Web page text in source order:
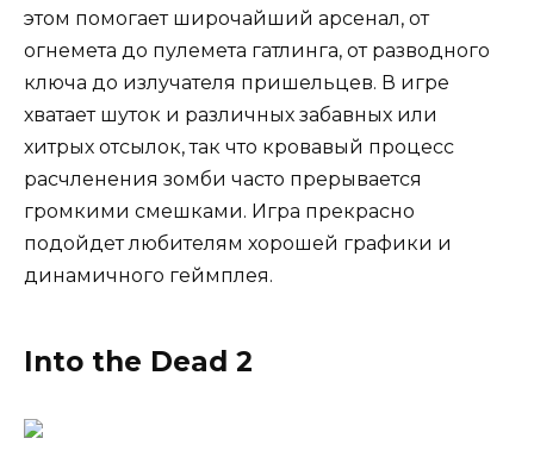
этом помогает широчайший арсенал, от
огнемета до пулемета гатлинга, от разводного
ключа до излучателя пришельцев. В игре
хватает шуток и различных забавных или
хитрых отсылок, так что кровавый процесс
расчленения зомби часто прерывается
громкими смешками. Игра прекрасно
подойдет любителям хорошей графики и
динамичного геймплея.
Into the Dead 2